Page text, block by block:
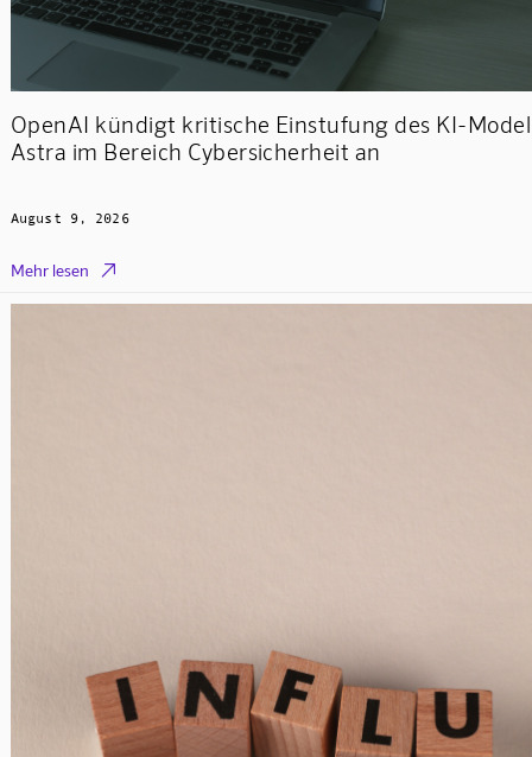
OpenAI kündigt kritische Einstufung des KI-
Astra im Bereich Cybersicherheit an
August 9, 2026
Mehr lesen 